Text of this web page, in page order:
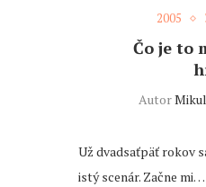
2005
Čo je to
Autor
Už dvadsaťpäť rokov
istý scenár. Začne